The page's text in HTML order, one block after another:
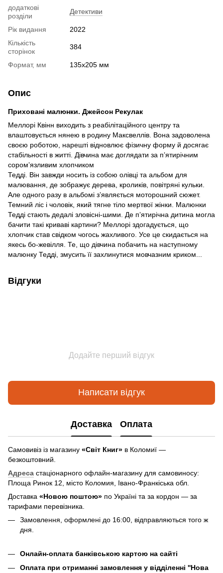
додаткові
розділи
Детективи
Рік видання
2022
Кількість
сторінок
384
Формат, мм 135х205 мм
Опис
Приховані малюнки. Джейсон Рекулак
Меллорі Квінн виходить з реабілітаційного центру та
влаштовується нянею в родину Максвеллів. Вона задоволена
своєю роботою, нарешті відновлює фізичну форму й досягає
стабільності в житті. Дівчина має доглядати за пʼятирічним
соромʼязливим хлопчиком
Тедді. Він завжди носить із собою олівці та альбом для
малювання, де зображує дерева, кроликів, повітряні кульки.
Але одного разу в альбомі зʼявляється моторошний сюжет.
Темний ліс і чоловік, який тягне тіло мертвої жінки. Малюнки
Тедді стають дедалі зловісні-шими. Де пʼятирічна дитина могла
бачити такі криваві картини? Меллорі здогадується, що
хлопчик став свідком чогось жахливого. Усе це скидається на
якесь бо-жевілля. Те, що дівчина побачить на наступному
малюнку Тедді, змусить її захлинутися мовчазним криком...
Відгуки
Додайте перший відгук
Написати відгук
Доставка Оплата
Самовивіз із магазину «Світ Книг» в Коломиї —
безкоштовний.
Адреса стаціонарного офлайн-магазину для самовиносу:
Площа Ринок 12, місто Коломия, Івано-Франкіська обл.
Доставка «Новою поштою» по Україні та за кордон — за
тарифами перевізника.
Замовлення, оформлені до 16:00, відправляються того ж
дня.
Онлайн-оплата банківською картою на сайті
Оплата при отриманні замовлення у відділенні ''Нова